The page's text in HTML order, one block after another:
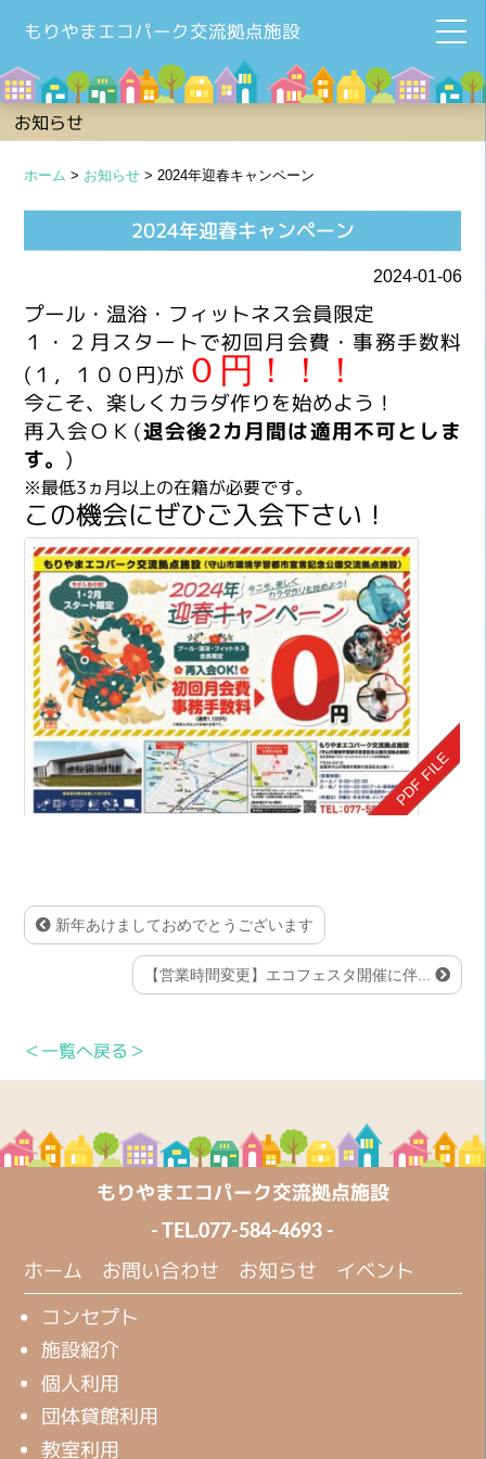
もりやまエコパーク交流拠点施設
お知らせ
ホーム > お知らせ >2024年迎春キャンペーン
2024年迎春キャンペーン
2024-01-06
プール・温浴・フィットネス会員限定
１・２月スタートで初回月会費・事務手数料
(１，１００円)が ０円！！！
今こそ、楽しくカラダ作りを始めよう！
再入会ＯＫ(退会後2カ月間は適用不可としま
す。 )
※最低3ヵ月以上の在籍が必要です。
この機会にぜひご入会下さい！
新年あけましておめでとうございます
【営業時間変更】エコフェスタ開催に伴...
＜一覧へ戻る＞
もりやまエコパーク交流拠点施設
- TEL.077-584-4693 -
ホーム お問い合わせ お知らせ イベント
コンセプト
施設紹介
個人利用
団体貸館利用
教室利用